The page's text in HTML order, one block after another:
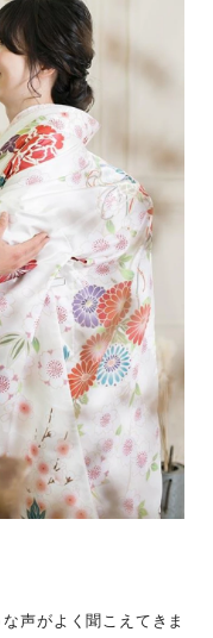
声がよく聞こえてきま